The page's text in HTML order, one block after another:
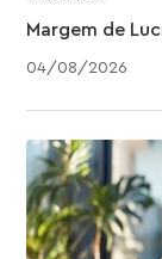
04/08/2026
Margem de